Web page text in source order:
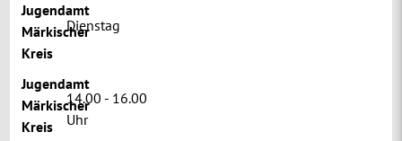
Jugendamt
Märkischer
Kreis
Dienstag
Jugendamt
Märkischer
Kreis
14.00 - 16.00
Uhr